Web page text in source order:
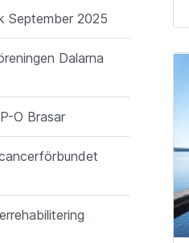
September 2025
Dalarna
O Brasar